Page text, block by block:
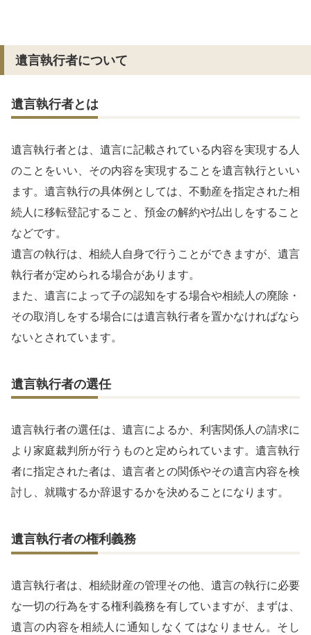
遺言執行者について
遺言執行者とは
遺言執行者とは、遺言に記載されている内容を実現する人
のことをいい、その内容を実現することを遺言執行といい
ます。遺言執行の具体例としては、不動産を指定された相
続人に移転登記すること、預金の解約や払出しをすること
などです。
遺言の執行は、相続人自身で行うことができますが、遺言
執行者が定められる場合があります。
また、遺言によって子の認知をする場合や相続人の廃除・
その取消しをする場合には遺言執行者を置かなければなら
ないとされています。
遺言執行者の選任
遺言執行者の選任は、遺言によるか、利害関係人の請求に
より家庭裁判所が行うものと定められています。遺言執行
者に指定された者は、遺言者との関係やその遺言内容を検
討し、就職するか辞退するかを決めることになります。
遺言執行者の権利義務
遺言執行者は、相続財産の管理その他、遺言の執行に必要
な一切の行為をする権利義務を有していますが、まずは、
遺言の内容を相続人に通知しなくてはなりません。そし